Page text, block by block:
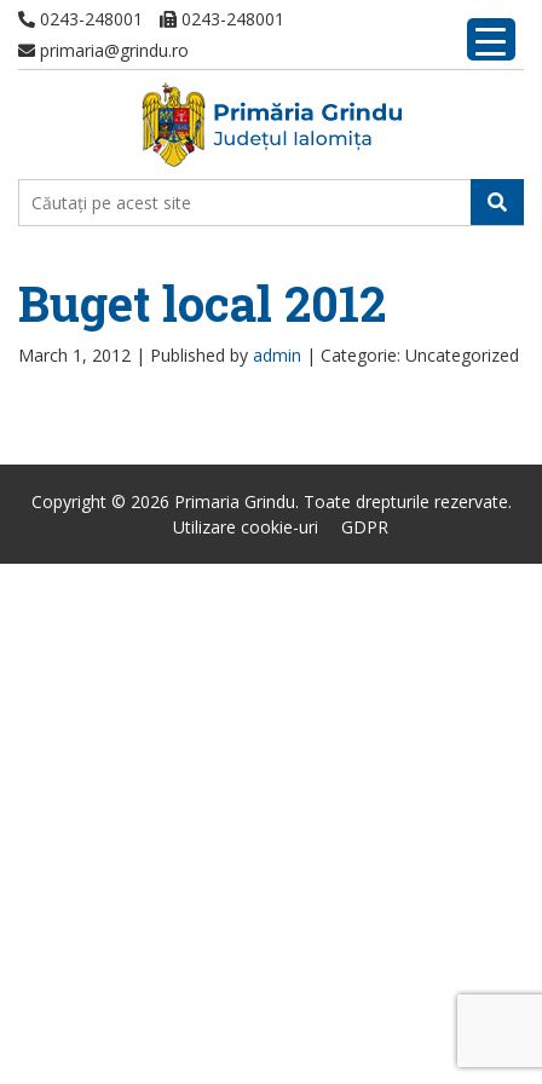
0243-248001
0243-248001
primaria@grindu.ro
Buget local 2012
March 1, 2012 | Published by admin | Categorie: Uncategorized
Copyright © 2026 Primaria Grindu. Toate drepturile rezervate.
Utilizare cookie-uri
GDPR